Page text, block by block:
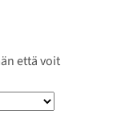
että voit